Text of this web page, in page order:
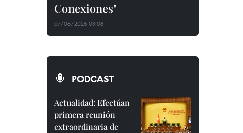
Conexiones"
07/08/2026 03:08
PODCAST
Actualidad: Efectúan
primera reunión
extraordinaria de